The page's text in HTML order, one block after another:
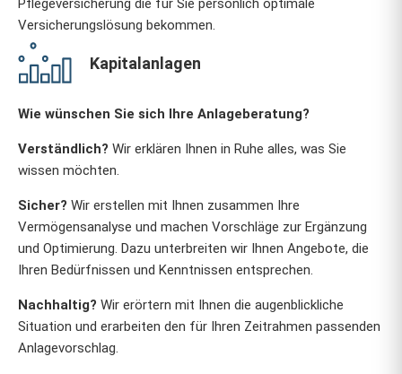
Pflegeversicherung die für Sie persönlich optimale
Versicherungslösung bekommen.
Kapitalanlagen
Wie wünschen Sie sich Ihre Anlageberatung?
Verständlich? Wir erklären Ihnen in Ruhe alles, was Sie
wissen möchten.
Sicher? Wir erstellen mit Ihnen zusammen Ihre
Vermögensanalyse und machen Vorschläge zur Ergänzung
und Optimierung. Dazu unterbreiten wir Ihnen Angebote, die
Ihren Bedürfnissen und Kenntnissen entsprechen.
Nachhaltig? Wir erörtern mit Ihnen die augenblickliche
Situation und erarbeiten den für Ihren Zeitrahmen passenden
Anlagevorschlag.